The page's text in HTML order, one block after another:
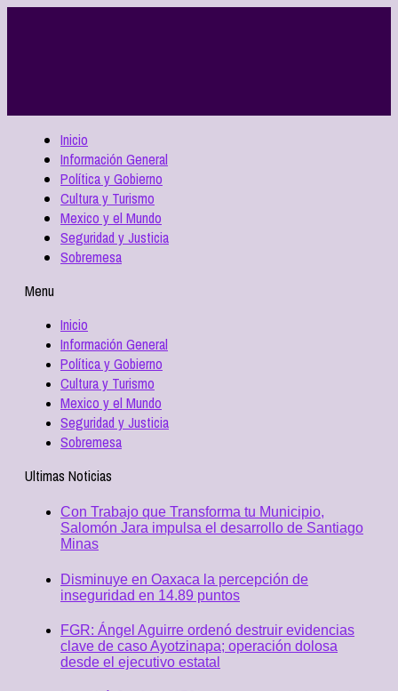
Inicio
Información General
Política y Gobierno
Cultura y Turismo
Mexico y el Mundo
Seguridad y Justicia
Sobremesa
Menu
Inicio
Información General
Política y Gobierno
Cultura y Turismo
Mexico y el Mundo
Seguridad y Justicia
Sobremesa
Ultimas Noticias
Con Trabajo que Transforma tu Municipio,
Salomón Jara impulsa el desarrollo de Santiago
Minas
Disminuye en Oaxaca la percepción de
inseguridad en 14.89 puntos
FGR: Ángel Aguirre ordenó destruir evidencias
clave de caso Ayotzinapa; operación dolosa
desde el ejecutivo estatal